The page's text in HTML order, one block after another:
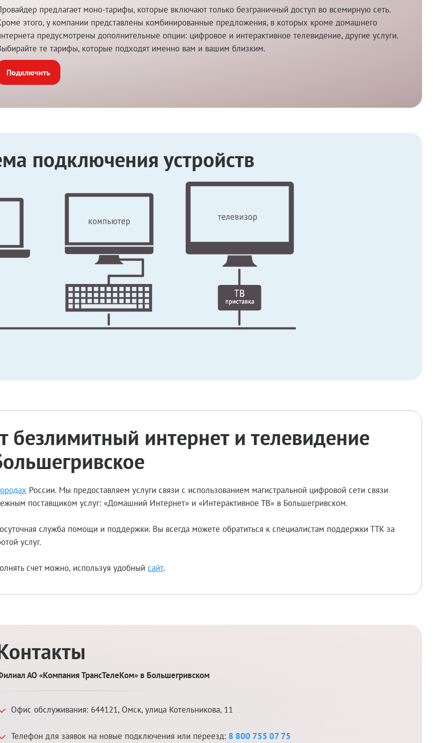
предлагает моно-тарифы, которые включают только безграничный доступ во всемирную сеть.
этого, у компании представлены комбинированные предложения, в которых кроме домашнего
предусмотрены дополнительные опции: цифровое и интерактивное телевидение, другие услуги.
те тарифы, которые подходят именно вам и вашим близким.
Подключить
подключения устройств
интернет и телевидение
России. Мы предоставляем услуги связи с использованием магистральной цифровой сети связи
поставщиком услуг: «Домашний Интернет» и «Интерактивное ТВ» в Большегривском.
служба помощи и поддержки. Вы всегда можете обратиться к специалистам поддержки ТТК за
услуг.
счет можно, используя удобный сайт.
АО «Компания ТрансТелеКом» в Большегривском
Офис обслуживания: 644121, Омск,улица Котельникова, 11
Телефон для заявок на новые подключения или переезд: 8 800 755 07 75